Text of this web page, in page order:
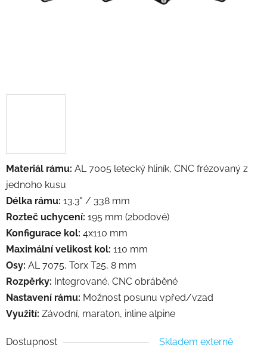
Materiál rámu: AL 7005 letecký hliník, CNC frézovaný z
jednoho kusu
Délka rámu: 13.3" / 338 mm
Rozteč uchycení: 195 mm (2bodové)
Konfigurace kol: 4x110 mm
Maximální velikost kol: 110 mm
Osy: AL 7075, Torx T25, 8 mm
Rozpěrky: Integrované, CNC obráběné
Nastavení rámu: Možnost posunu vpřed/vzad
Využití: Závodní, maraton, inline alpine
Dostupnost Skladem externě